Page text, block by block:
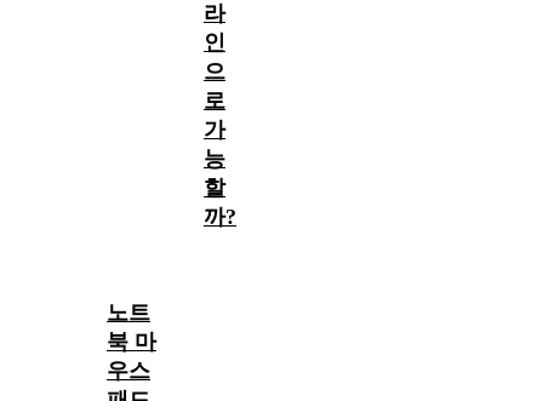
라
인
으
로
가
능
할
까?
노트
북 마
우스